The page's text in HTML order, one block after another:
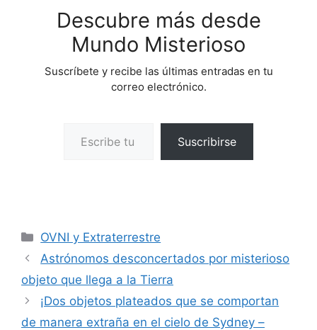
Descubre más desde
Mundo Misterioso
Suscríbete y recibe las últimas entradas en tu
correo electrónico.
Suscribirse
Categorías
OVNI y Extraterrestre
Astrónomos desconcertados por misterioso
objeto que llega a la Tierra
¡Dos objetos plateados que se comportan
de manera extraña en el cielo de Sydney –